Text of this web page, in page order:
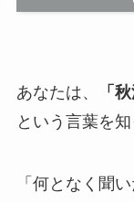
あなたは、
「
という言葉を
「何となく聞